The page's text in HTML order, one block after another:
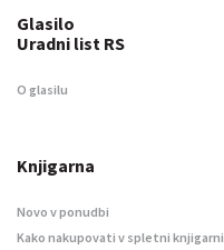
Glasilo
Uradni list RS
O glasilu
Knjigarna
Novo v ponudbi
Kako nakupovati v spletni knjigarni